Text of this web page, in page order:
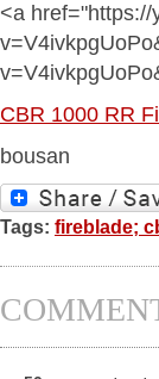
<a
CBR 1000 RR
bousan
Tags: fireblade;